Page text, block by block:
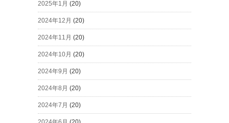
2025年1月 (20)
2024年12月 (20)
2024年11月 (20)
2024年10月 (20)
2024年9月 (20)
2024年8月 (20)
2024年7月 (20)